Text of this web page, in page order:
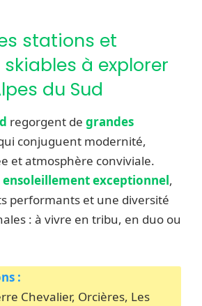
stations et
à explorer
du Sud
regorgent de grandes
conjuguent modernité,
et atmosphère conviviale.
ensoleillement exceptionnel,
performants et une diversité
: à vivre en tribu, en duo ou
:
Chevalier, Orcières, Les